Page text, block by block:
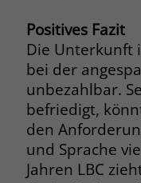
Positives Fazit
Die Unterkunft
bei der
unbezahlbar.
befriedigt,
den
und Sprache
Jahren LBC